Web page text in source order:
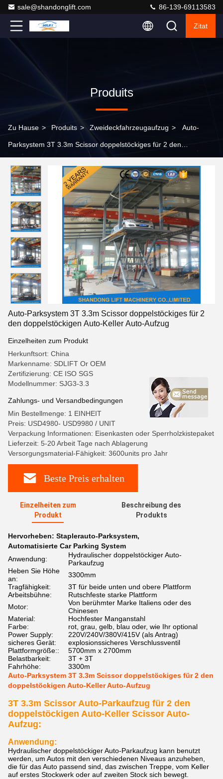
sale@shandonglift.com 86-139-69113583
Zitat
Produits
Zu Hause > Produits > Zweideckfahrzeugaufzug > Auto-
Parksystem 3T 3.3m Scissor doppelstöckiges für 2 den
Auto-Parksystem 3T 3.3m Scissor doppelstöckiges für 2
den doppelstöckigen Auto-Keller Auto-Aufzug
Einzelheiten zum Produkt
Herkunftsort: China
Markenname: SDLIFT Or OEM
Zertifizierung: CE ISO SGS
Modellnummer: SJG3-3.3
Zahlungs- und Versandbedingungen
Min Bestellmenge: 1 EINHEIT
Preis: USD4980- USD9980 / UNIT
Verpackung Informationen: Eisenkasten oder Sperrholzkistepaket
Lieferzeit: 5-20 Arbeit Tage nach Ablagerung
Versorgungsmaterial-Fähigkeit: 3600units pro Jahr
Beste Preis erhalten
Einzelheiten zum
Produkt
Beschreibung des
Produkts
Hervorheben: Staplerauto-Parksystem,
Automatisierte Car Parking System
Anwendung:
Hydraulischer doppelstöckiger Auto-
Parkaufzug
Heben Sie Höhe
an:
3300mm
Tragfähigkeit:
3T für beide unten und obere Plattform
Arbeitsbühne:
Rutschfeste starke Plattform
Motor:
Von berühmter Marke Italiens oder des
Chinesen
Material:
Hochfester Manganstahl
Farbe:
rot, grau, gelb, blau oder, wie Ihr optional
Power Supply:
220V/240V/380V/415V (als Antrag)
sicheres Gerät:
explosionssicheres Verschlussventil
Plattformgröße::
5700mm x 2700mm
Belastbarkeit:
3T + 3T
Fahrhöhe:
3300m
Auto-Parksystem 3T 3.3m Scissor doppelstöckiges für 2 den
doppelstöckigen Auto-Keller Auto-Aufzug
3T 3.3m Scissor Auto-Parkaufzug für 2 den
doppelstöckigen Auto-Keller Scissor Auto-
Aufzug:
Anwendung:
Hydraulischer doppelstöckiger Auto-Parkaufzug kann benutzt
werden, um Autos mit den verschiedenen Niveaus anzuheben,
die für das Auto passend sind, das zwischen Treppe, vom Keller
auf erstes Stockwerk oder auf zweiten Stock sich bewegt.